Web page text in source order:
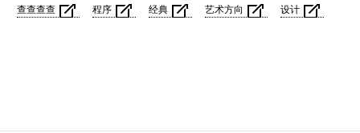
查查查查 程序 经典 艺术方向 设计